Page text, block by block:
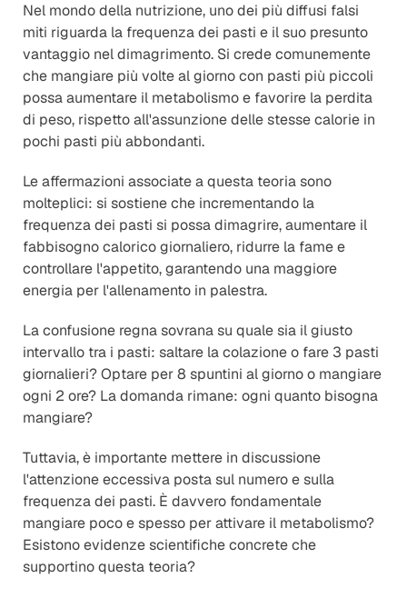
Nel mondo della nutrizione, uno dei più diffusi falsi
miti riguarda la frequenza dei pasti e il suo presunto
vantaggio nel dimagrimento. Si crede comunemente
che mangiare più volte al giorno con pasti più piccoli
possa aumentare il metabolismo e favorire la perdita
di peso, rispetto all'assunzione delle stesse calorie in
pochi pasti più abbondanti.
Le affermazioni associate a questa teoria sono
molteplici: si sostiene che incrementando la
frequenza dei pasti si possa dimagrire, aumentare il
fabbisogno calorico giornaliero, ridurre la fame e
controllare l'appetito, garantendo una maggiore
energia per l'allenamento in palestra.
La confusione regna sovrana su quale sia il giusto
intervallo tra i pasti: saltare la colazione o fare 3 pasti
giornalieri? Optare per 8 spuntini al giorno o mangiare
ogni 2 ore? La domanda rimane: ogni quanto bisogna
mangiare?
Tuttavia, è importante mettere in discussione
l'attenzione eccessiva posta sul numero e sulla
frequenza dei pasti. È davvero fondamentale
mangiare poco e spesso per attivare il metabolismo?
Esistono evidenze scientifiche concrete che
supportino questa teoria?